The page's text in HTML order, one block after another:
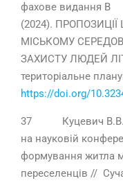
фахове видання
(2024).
МІСЬКОМУ
ЗАХИСТУ ЛЮДЕЙ
територіальне
https://doi.org/
37 Куцевич
на науковій
формування житла
переселенців //